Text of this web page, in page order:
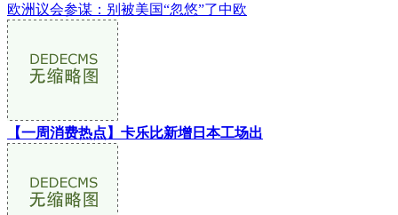
欧洲议会参谋：别被美国“忽悠”了中欧
【一周消费热点】卡乐比新增日本工场出